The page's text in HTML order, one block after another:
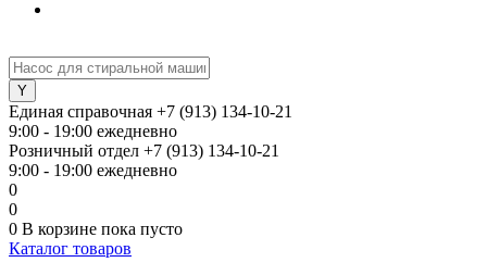
Единая справочная +7 (913) 134-10-21
9:00 - 19:00 ежедневно
Розничный отдел +7 (913) 134-10-21
9:00 - 19:00 ежедневно
0
0
0 В корзине пока пусто
Каталог товаров